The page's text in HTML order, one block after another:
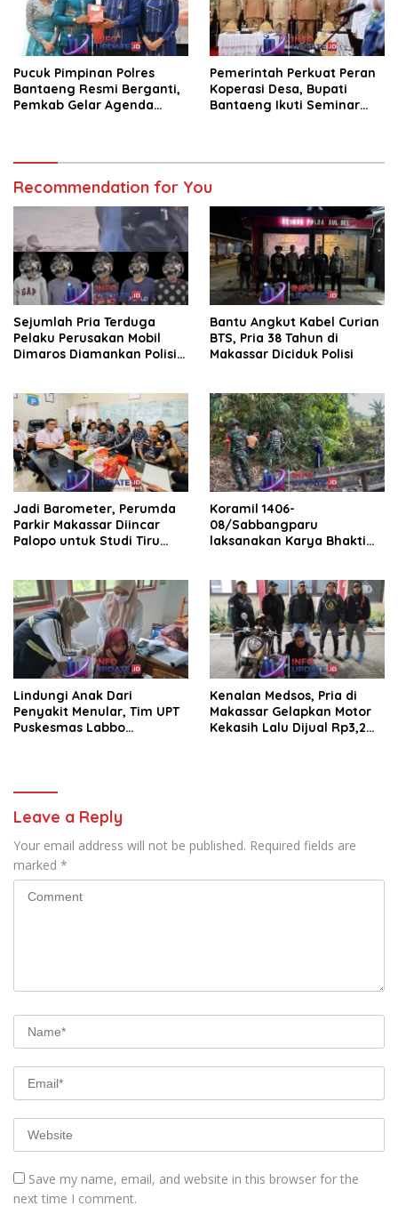
Pucuk Pimpinan Polres
Bantaeng Resmi Berganti,
Pemkab Gelar Agenda
Pemerintah Perkuat Peran
Koperasi Desa, Bupati
Bantaeng Ikuti Seminar
Recommendation for You
Sejumlah Pria Terduga
Pelaku Perusakan Mobil
Dimaros Diamankan Polisi.
Bantu Angkut Kabel Curian
BTS, Pria 38 Tahun di
Makassar Diciduk Polisi
Jadi Barometer, Perumda
Parkir Makassar Diincar
Palopo untuk Studi Tiru
Koramil 1406-
08/Sabbangparu
laksanakan Karya Bhakti
Lindungi Anak Dari
Penyakit Menular, Tim UPT
Puskesmas Labbo
Kenalan Medsos, Pria di
Makassar Gelapkan Motor
Kekasih Lalu Dijual Rp3,2
Leave a Reply
Your email address will not be published. Required fields are
marked *
Save my name, email, and website in this browser for the
next time I comment.